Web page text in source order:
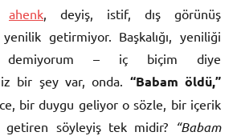
ahenk , deyiş, istif, dış görünüş
yenilik getirmiyor. Başkalığı, yeniliği
demiyorum – iç biçim diye
bir şey var, onda. “Babam öldü,”
bir duygu geliyor o sözle, bir içerik
söyleyiş tek midir? “Babam